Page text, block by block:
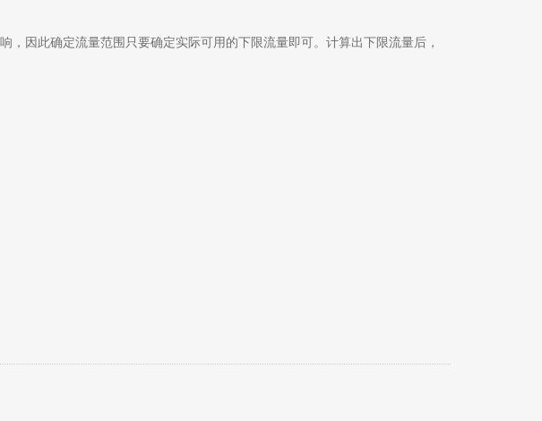
此确定流量范围只要确定实际可用的下限流量即可。计算出下限流量后，